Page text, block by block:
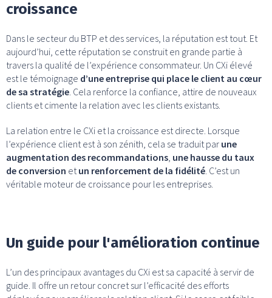
croissance
Dans le secteur du BTP et des services, la réputation est tout. Et
aujourd’hui, cette réputation se construit en grande partie à
travers la qualité de l’expérience consommateur. Un CXi élevé
est le témoignage d’une entreprise qui place le client au cœur
de sa stratégie. Cela renforce la confiance, attire de nouveaux
clients et cimente la relation avec les clients existants.
La relation entre le CXi et la croissance est directe. Lorsque
l’expérience client est à son zénith, cela se traduit par une
augmentation des recommandations, une hausse du taux
de conversion etun renforcement de la fidélité. C’est un
véritable moteur de croissance pour les entreprises.
Un guide pour l'amélioration continue
L’un des principaux avantages du CXi est sa capacité à servir de
guide. Il offre un retour concret sur l’efficacité des efforts